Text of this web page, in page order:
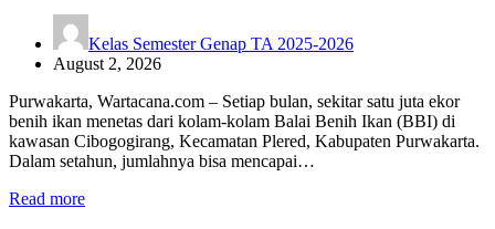
Kelas Semester Genap TA 2025-2026
August 2, 2026
Purwakarta, Wartacana.com – Setiap bulan, sekitar satu juta ekor
benih ikan menetas dari kolam-kolam Balai Benih Ikan (BBI) di
kawasan Cibogogirang, Kecamatan Plered, Kabupaten Purwakarta.
Dalam setahun, jumlahnya bisa mencapai…
Read more